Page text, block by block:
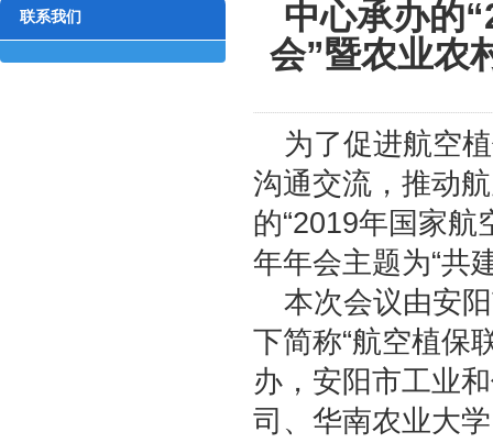
联系我们
中心承办的
会”暨农业农
为了促进航空
沟通交流，推动
的“2019年国家航
年年会主题为“共
本次会议由安
下简称“航空植保
办，安阳市工业
司、华南农业大